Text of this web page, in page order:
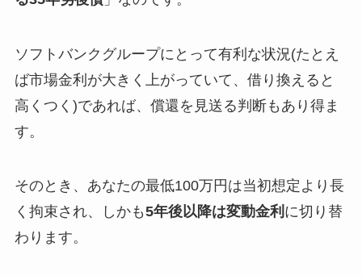
ソフトバンクグループにとって有利な状況(たとえ
ば市場金利が大きく上がっていて、借り換えると
高くつく)であれば、償還を見送る判断もあり得ま
す。
そのとき、あなたの最低100万円は当初想定より長
く拘束され、しかも5年後以降は変動金利 に切り替
わります。